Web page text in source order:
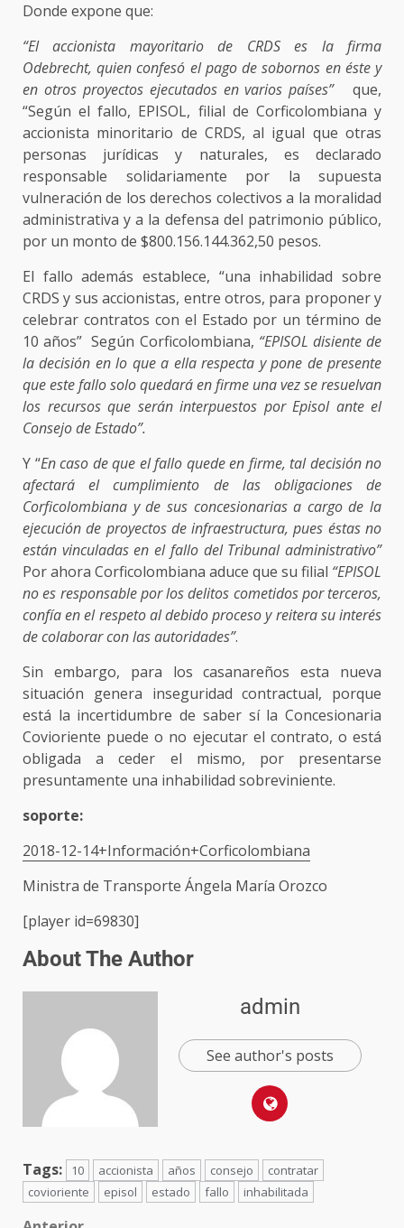
Donde expone que:
“El accionista mayoritario de CRDS es la firma
Odebrecht, quien confesó el pago de sobornos en éste y
en otros proyectos ejecutados en varios países”que,
“Según el fallo, EPISOL, filial de Corficolombiana y
accionista minoritario de CRDS, al igual que otras
personas jurídicas y naturales, es declarado
responsable solidariamente por la supuesta
vulneración de los derechos colectivos a la moralidad
administrativa y a la defensa del patrimonio público,
por un monto de $800.156.144.362,50 pesos.
El fallo además establece, “una inhabilidad sobre
CRDS y sus accionistas, entre otros, para proponer y
celebrar contratos con el Estado por un término de
10 años” Según Corficolombiana, “EPISOL disiente de
la decisión en lo que a ella respecta y pone de presente
que este fallo solo quedará en firme una vez se resuelvan
los recursos que serán interpuestos por Episol ante el
Consejo de Estado”.
Y “En caso de que el fallo quede en firme, tal decisión no
afectará el cumplimiento de las obligaciones de
Corficolombiana y de sus concesionarias a cargo de la
ejecución de proyectos de infraestructura, pues éstas no
están vinculadas en el fallo del Tribunal administrativo”
Por ahora Corficolombiana aduce que su filial “EPISOL
no es responsable por los delitos cometidos por terceros,
confía en el respeto al debido proceso y reitera su interés
de colaborar con las autoridades”.
Sin embargo, para los casanareños esta nueva
situación genera inseguridad contractual, porque
está la incertidumbre de saber sí la Concesionaria
Covioriente puede o no ejecutar el contrato, o está
obligada a ceder el mismo, por presentarse
presuntamente una inhabilidad sobreviniente.
soporte:
2018-12-14+Información+Corficolombiana
Ministra de Transporte Ángela María Orozco
[player id=69830]
About The Author
admin
See author's posts
Tags: 10 accionista años consejo
contratar
covioriente
episol estado fallo inhabilitada